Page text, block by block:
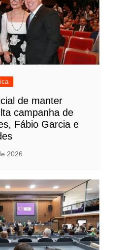
de manter
campanha de
Fábio Garcia e
2026